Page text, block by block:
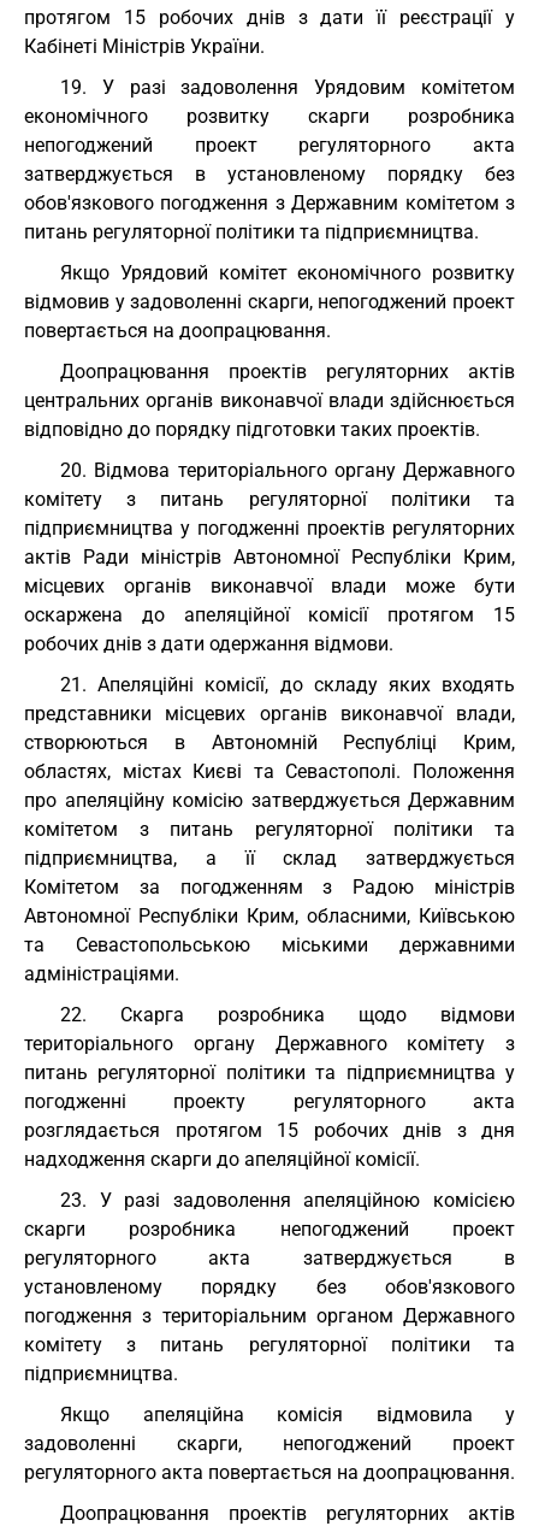
протягом 15 робочих днів з дати її реєстрації у
Кабінеті Міністрів України.
19. У разі задоволення Урядовим комітетом
економічного розвитку скарги розробника
непогоджений проект регуляторного акта
затверджується в установленому порядку без
обов'язкового погодження з Державним комітетом з
питань регуляторної політики та підприємництва.
Якщо Урядовий комітет економічного розвитку
відмовив у задоволенні скарги, непогоджений проект
повертається на доопрацювання.
Доопрацювання проектів регуляторних актів
центральних органів виконавчої влади здійснюється
відповідно до порядку підготовки таких проектів.
20. Відмова територіального органу Державного
комітету з питань регуляторної політики та
підприємництва у погодженні проектів регуляторних
актів Ради міністрів Автономної Республіки Крим,
місцевих органів виконавчої влади може бути
оскаржена до апеляційної комісії протягом 15
робочих днів з дати одержання відмови.
21. Апеляційні комісії, до складу яких входять
представники місцевих органів виконавчої влади,
створюються в Автономній Республіці Крим,
областях, містах Києві та Севастополі. Положення
про апеляційну комісію затверджується Державним
комітетом з питань регуляторної політики та
підприємництва, а її склад затверджується
Комітетом за погодженням з Радою міністрів
Автономної Республіки Крим, обласними, Київською
та Севастопольською міськими державними
адміністраціями.
22. Скарга розробника щодо відмови
територіального органу Державного комітету з
питань регуляторної політики та підприємництва у
погодженні проекту регуляторного акта
розглядається протягом 15 робочих днів з дня
надходження скарги до апеляційної комісії.
23. У разі задоволення апеляційною комісією
скарги розробника непогоджений проект
регуляторного акта затверджується в
установленому порядку без обов'язкового
погодження з територіальним органом Державного
комітету з питань регуляторної політики та
підприємництва.
Якщо апеляційна комісія відмовила у
задоволенні скарги, непогоджений проект
регуляторного акта повертається на доопрацювання.
Доопрацювання проектів регуляторних актів